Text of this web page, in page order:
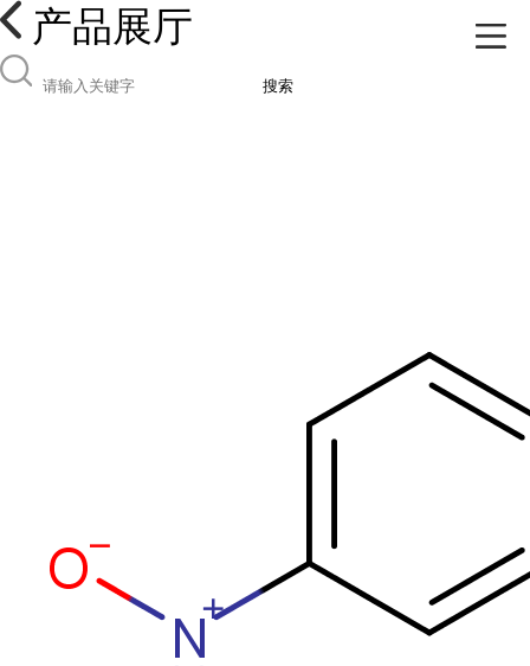
产品展厅
搜索